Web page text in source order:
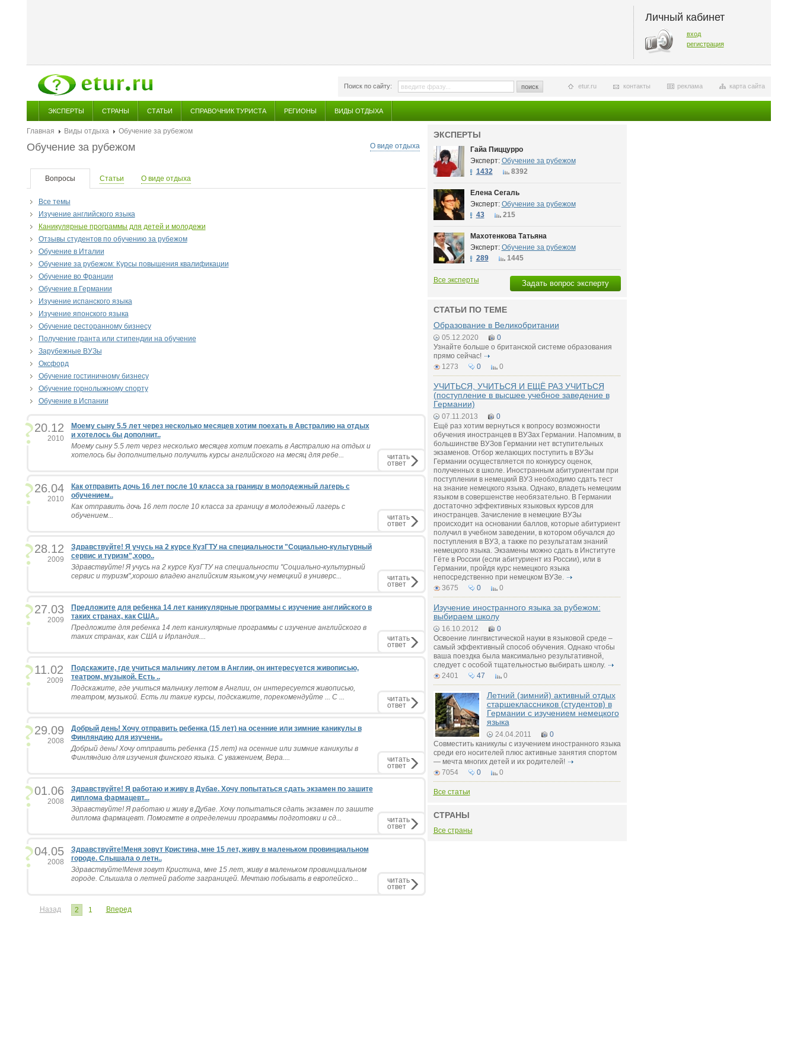
Личный кабинет
вход
регистрация
Поиск по сайту: поиск карта сайта
реклама
контакты
etur.ru
ЭКСПЕРТЫ СТРАНЫ СТАТЬИ СПРАВОЧНИК ТУРИСТА РЕГИОНЫ ВИДЫ ОТДЫХА
Главная Виды отдыха
Обучение за рубежом
О виде отдыха
Обучение за рубежом
Вопросы Статьи О виде отдыха
Все темы
Изучение английского языка
Каникулярные программы для детей и молодежи
Отзывы студентов по обучению за рубежом
Обучение в Италии
Обучение за рубежом: Курсы повышения квалификации
Обучение во Франции
Обучение в Германии
Изучение испанского языка
Изучение японского языка
Обучение ресторанному бизнесу
Получение гранта или стипендии на обучение
Зарубежные ВУЗы
Оксфорд
Обучение гостиничному бизнесу
Обучение горнолыжному спорту
Обучение в Испании
20.12
2010
Моему сыну 5.5 лет через несколько месяцев хотим поехать в Австралию на отдых
и хотелось бы дополнит..
Моему сыну 5.5 лет через несколько месяцев хотим поехать в Австралию на отдых и
хотелось бы дополнительно получить курсы английского на месяц для ребе...
читать
ответ
26.04
2010
Как отправить дочь 16 лет после 10 класса за границу в молодежный лагерь с
обучением..
Как отправить дочь 16 лет после 10 класса за границу в молодежный лагерь с
обучением...
читать
ответ
28.12
2009
Здравствуйте! Я учусь на 2 курсе КузГТУ на специальности "Социально-культурный
сервис и туризм",хоро..
Здравствуйте! Я учусь на 2 курсе КузГТУ на специальности "Социально-культурный
сервис и туризм",хорошо владею английским языком,учу немецкий в универс...
читать
ответ
27.03
2009
Предложите для ребенка 14 лет каникулярные программы с изучение английского в
таких странах, как США..
Предложите для ребенка 14 лет каникулярные программы с изучение английского в
таких странах, как США и Ирландия....
читать
ответ
11.02
2009
Подскажите, где учиться мальчику летом в Англии, он интересуется живописью,
театром, музыкой. Есть ..
Подскажите, где учиться мальчику летом в Англии, он интересуется живописью,
театром, музыкой. Есть ли такие курсы, подскажите, порекомендуйте ... С ...
читать
ответ
29.09
2008
Добрый день! Хочу отправить ребенка (15 лет) на осенние или зимние каникулы в
Финляндию для изучени..
Добрый день! Хочу отправить ребенка (15 лет) на осенние или зимние каникулы в
Финляндию для изучения финского языка. С уважением, Вера....
читать
ответ
01.06
2008
Здравствуйте! Я работаю и живу в Дубае. Хочу попытаться сдать экзамен по зашите
диплома фармацевт...
Здравствуйте! Я работаю и живу в Дубае. Хочу попытаться сдать экзамен по зашите
диплома фармацевт. Помогмте в определении программы подготовки и сд...
читать
ответ
04.05
2008
Здравствуйте!Меня зовут Кристина, мне 15 лет, живу в маленьком провинциальном
городе. Слышала о летн..
Здравствуйте!Меня зовут Кристина, мне 15 лет, живу в маленьком провинциальном
городе. Слышала о летней работе заграницей. Мечтаю побывать в европейско...
читать
ответ
Назад 2 1 Вперед
ЭКСПЕРТЫ
Гайа Пиццурро
Эксперт: Обучение за рубежом
1432
8392
Елена Сегаль
Эксперт: Обучение за рубежом
43
215
Махотенкова Татьяна
Эксперт: Обучение за рубежом
289
1445
Задать вопрос эксперту
Все эксперты
СТАТЬИ ПО ТЕМЕ
Образование в Великобритании
05.12.2020
0
Узнайте больше о британской системе образования
прямо сейчас!
1273
0 0
УЧИТЬСЯ, УЧИТЬСЯ И ЕЩЁ РАЗ УЧИТЬСЯ
(поступление в высшее учебное заведение в
Германии)
07.11.2013
0
Ещё раз хотим вернуться к вопросу возможности
обучения иностранцев в ВУЗах Германии. Напомним, в
большинстве ВУЗов Германии нет вступительных
экзаменов. Отбор желающих поступить в ВУЗы
Германии осуществляется по конкурсу оценок,
полученных в школе. Иностранным абитуриентам при
поступлении в немецкий ВУЗ необходимо сдать тест
на знание немецкого языка. Однако, владеть немецким
языком в совершенстве необязательно. В Германии
достаточно эффективных языковых курсов для
иностранцев. Зачисление в немецкие ВУЗы
происходит на основании баллов, которые абитуриент
получил в учебном заведении, в котором обучался до
поступления в ВУЗ, а также по результатам знаний
немецкого языка. Экзамены можно сдать в Институте
Гёте в России (если абитуриент из России), или в
Германии, пройдя курс немецкого языка
непосредственно при немецком ВУЗе.
3675
0 0
Изучение иностранного языка за рубежом:
выбираем школу
16.10.2012
0
Освоение лингвистической науки в языковой среде –
самый эффективный способ обучения. Однако чтобы
ваша поездка была максимально результативной,
следует с особой тщательностью выбирать школу.
2401
47 0
Летний (зимний) активный отдых
старшеклассников (студентов) в
Германии с изучением немецкого
языка
24.04.2011
0
Совместить каникулы с изучением иностранного языка
среди его носителей плюс активные занятия спортом
— мечта многих детей и их родителей!
7054
0 0
Все статьи
СТРАНЫ
Все страны